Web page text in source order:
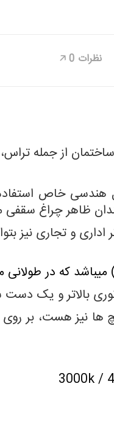
نظرات 0
🡥
از جمله تراس،
خاص
ظاهر چراغ سقفی
و تجاری نیز
بالاتر و یک
ها نیز هست، بر